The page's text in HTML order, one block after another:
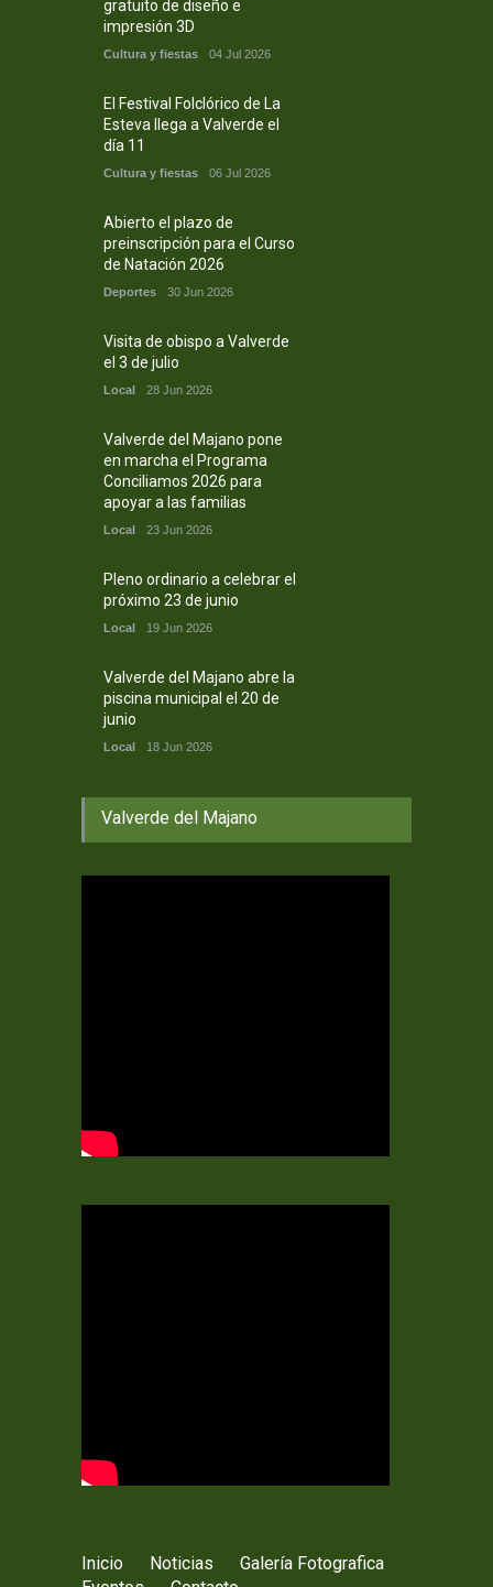
gratuito de diseño e
impresión 3D
Cultura y fiestas 04 Jul 2026
El Festival Folclórico de La
Esteva llega a Valverde el
día 11
Cultura y fiestas 06 Jul 2026
Abierto el plazo de
preinscripción para el Curso
de Natación 2026
Deportes 30 Jun 2026
Visita de obispo a Valverde
el 3 de julio
Local 28 Jun 2026
Valverde del Majano pone
en marcha el Programa
Conciliamos 2026 para
apoyar a las familias
Local 23 Jun 2026
Pleno ordinario a celebrar el
próximo 23 de junio
Local 19 Jun 2026
Valverde del Majano abre la
piscina municipal el 20 de
junio
Local 18 Jun 2026
Valverde del Majano
Inicio Noticias
Galería Fotografica